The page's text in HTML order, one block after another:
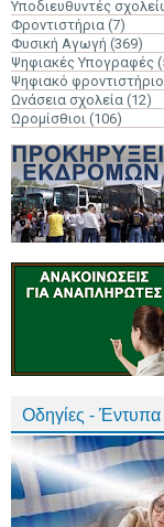
Υποδιευθυντές
Φροντιστήρια (7)
Φυσική Αγωγή (369)
Ψηφιακές Υπογραφές
Ψηφιακό φροντιστήριο
Ωνάσεια σχολεία (12)
Ωρομίσθιοι (106)
Οδηγίες - Έντυπα